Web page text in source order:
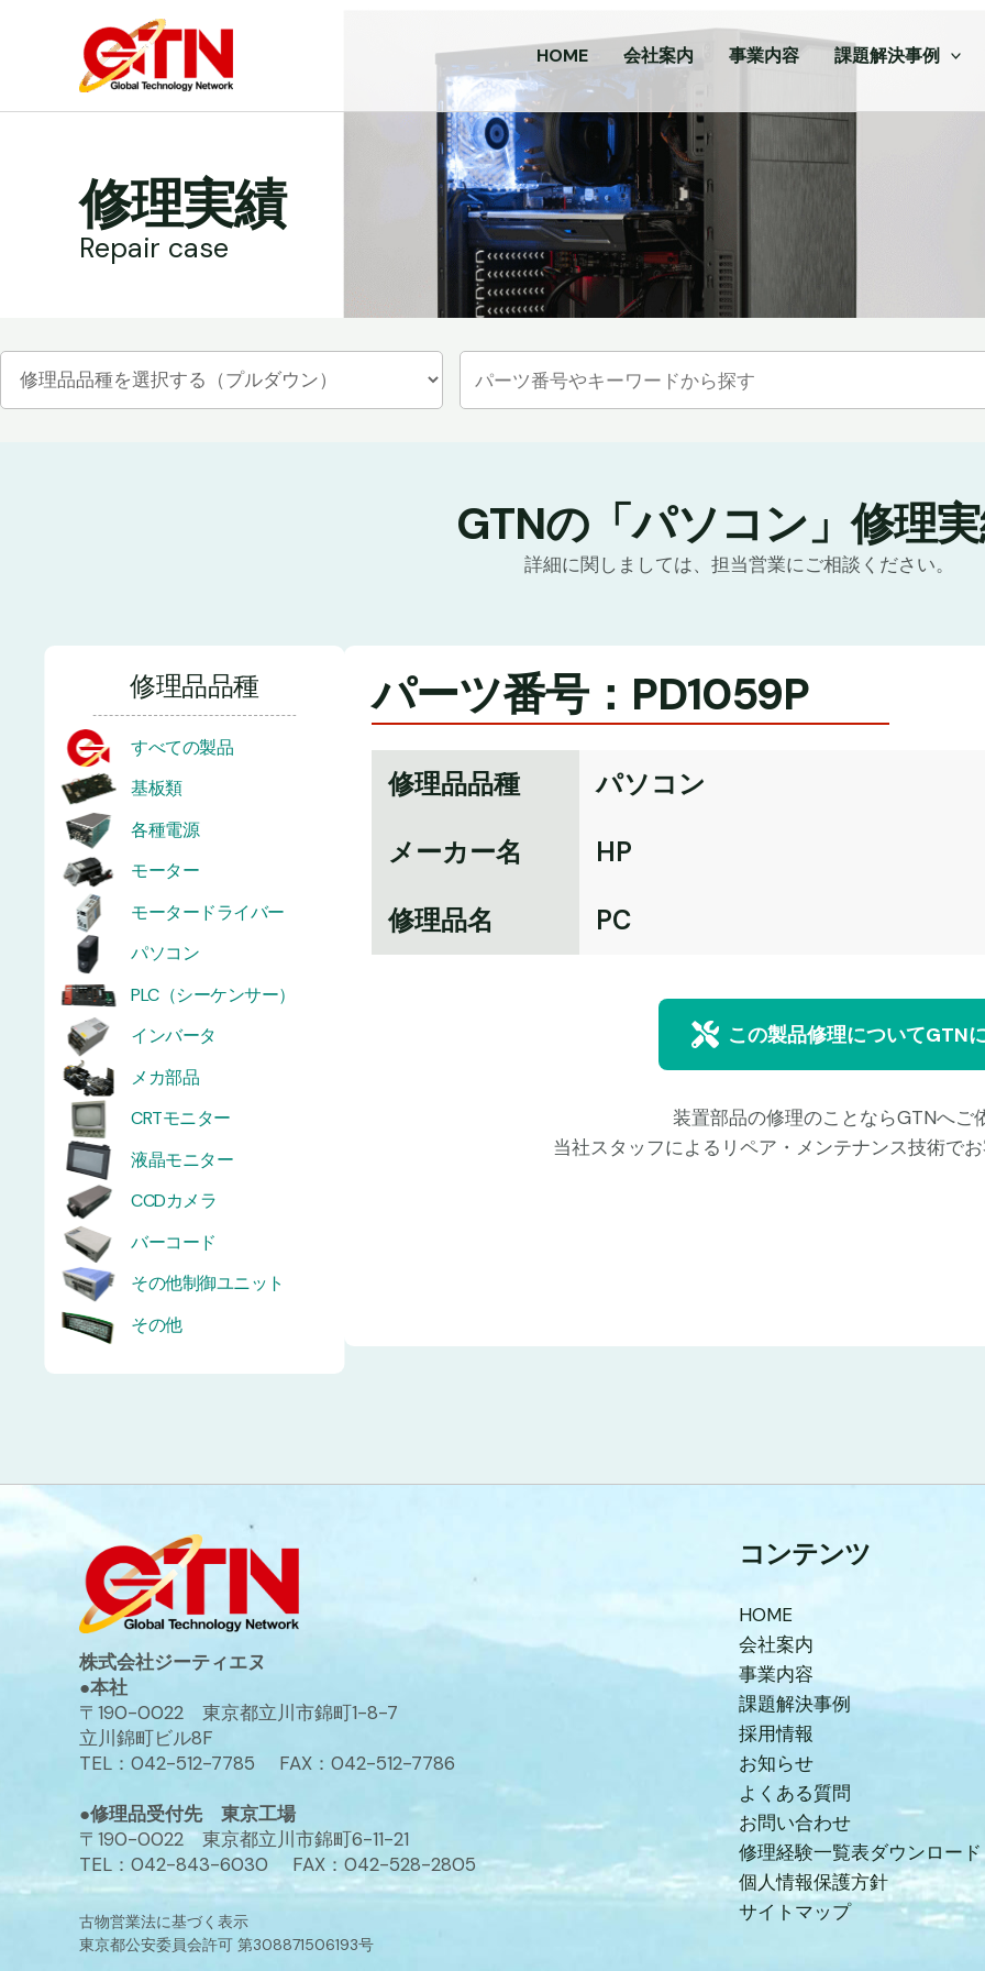
HOME 会社案内 事業内容 課題解決事例
修理実績
Repair case
GTNの「パソコン」修理
詳細に関しましては、担当営業にご相談ください。
修理品品種
すべての製品
基板類
各種電源
モーター
モータードライバー
パソコン
PLC（シーケンサー）
インバータ
メカ部品
CRTモニター
液晶モニター
CCDカメラ
バーコード
その他制御ユニット
その他
パーツ番号：PD1059P
修理品品種
パソコン
メーカー名
HP
修理品名
PC
この製品修理についてGTN
装置部品の修理のことならGTNへご
当社スタッフによるリペア・メンテナンス技術で
株式会社ジーティエヌ
●本社
〒190-0022 東京都立川市錦町1-8-7
立川錦町ビル8F
TEL：042-512-7785 FAX：042-512-7786
●修理品受付先 東京工場
〒190-0022 東京都立川市錦町6-11-21
TEL：042-843-6030 FAX：042-528-2805
古物営業法に基づく表示
東京都公安委員会許可 第308871506193号
コンテンツ
HOME
会社案内
事業内容
課題解決事例
採用情報
お知らせ
よくある質問
お問い合わせ
修理経験一覧表ダウンロード
個人情報保護方針
サイトマップ